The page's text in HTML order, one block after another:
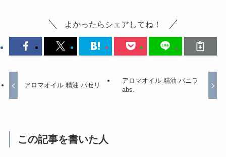
よかったらシェアしてね！
アロマオイル 精油 パセリ
アロマオイル 精油 バニラ
abs.
この記事を書いた人